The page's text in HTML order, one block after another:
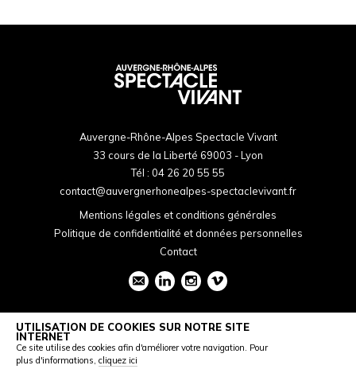
Auvergne-Rhône-Alpes Spectacle Vivant
33 cours de la Liberté 69003 - Lyon
Tél : 04 26 20 55 55
contact@auvergnerhonealpes-spectaclevivant.fr
Mentions légales et conditions générales
Politique de confidentialité et données personnelles
Contact
UTILISATION DE COOKIES SUR NOTRE SITE
INTERNET
Ce site utilise des cookies afin d'améliorer votre navigation. Pour
plus d'informations, cliquez ici